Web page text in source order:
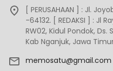
[ PERUSAHAAN ] : Jl.
-64132. [ REDAKSI ] : Jl
RW02, Kidul Pondok,
Kab Nganjuk, Jawa
memosatu@gmail.com